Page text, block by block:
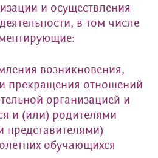
и осуществления
в том числе
возникновения,
прекращения отношений
организацией и
и (или) родителями
представителями)
обучающихся